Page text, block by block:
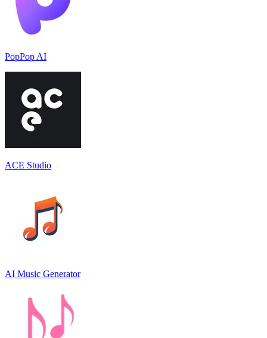
PopPop AI
ACE Studio
AI Music Generator